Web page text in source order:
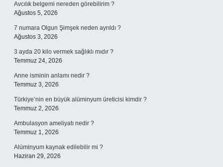
Avcılık belgemi nereden görebilirim ?
Ağustos 5, 2026
7 numara Olgun Şimşek neden ayrıldı ?
Ağustos 3, 2026
3 ayda 20 kilo vermek sağlıklı mıdır ?
Temmuz 24, 2026
Anne isminin anlamı nedir ?
Temmuz 3, 2026
Türkiye’nin en büyük alüminyum üreticisi kimdir ?
Temmuz 2, 2026
Ambulasyon ameliyatı nedir ?
Temmuz 1, 2026
Alüminyum kaynak edilebilir mi ?
Haziran 29, 2026